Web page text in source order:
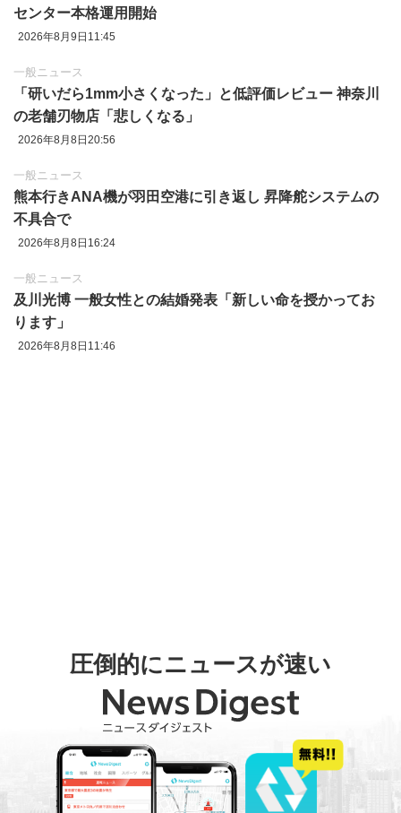
センター本格運用開始
2026年8月9日11:45
一般ニュース
「研いだら1mm小さくなった」と低評価レビュー 神奈川
の老舗刃物店「悲しくなる」
2026年8月8日20:56
一般ニュース
熊本行きANA機が羽田空港に引き返し 昇降舵システムの
不具合で
2026年8月8日16:24
一般ニュース
及川光博 一般女性との結婚発表「新しい命を授かってお
ります」
2026年8月8日11:46
圧倒的にニュースが速い